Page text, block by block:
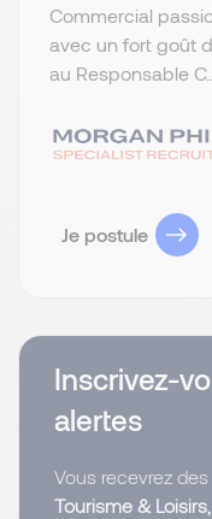
Commercial
avec un fort goût
au Responsable C...
Je postule
Inscrivez-
alertes
Vous recevrez
Tourisme &